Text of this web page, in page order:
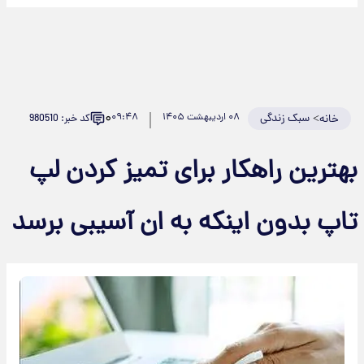
خانه>سبک زندگی ۰۸ اردیبهشت ۱۴۰۵ ۰۹:۴۸۰ کد خبر: 980510
بهترین راهکار برای تمیز کردن لپ
تاپ بدون اینکه به ان آسیبی برسد